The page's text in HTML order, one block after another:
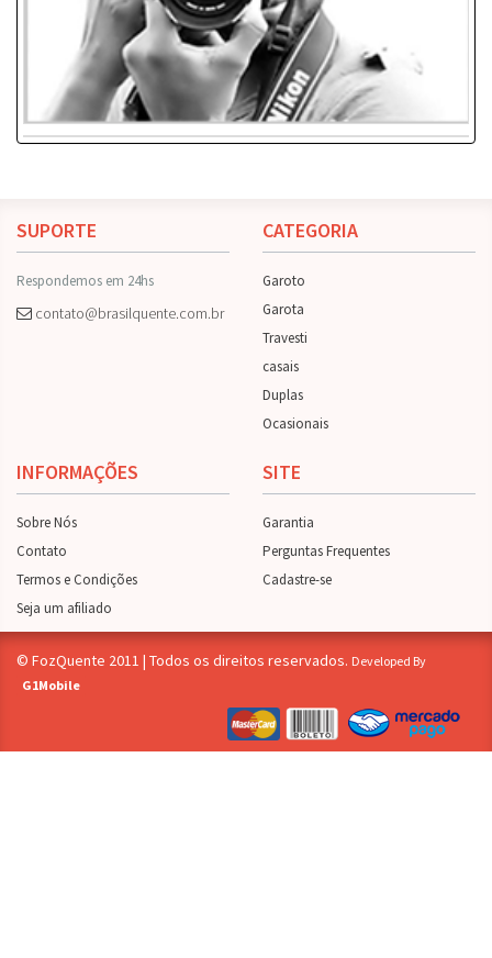
SUPORTE
Respondemos em 24hs
contato@brasilquente.com.br
CATEGORIA
Garoto
Garota
Travesti
casais
Duplas
Ocasionais
INFORMAÇÕES
Sobre Nós
Contato
Termos e Condições
Seja um afiliado
SITE
Garantia
Perguntas Frequentes
Cadastre-se
© FozQuente 2011 | Todos os direitos reservados. Developed By
G1Mobile